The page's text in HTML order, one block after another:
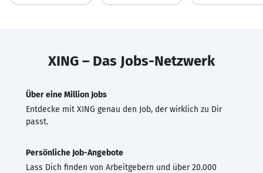
XING – Das Jobs-Netzwerk
Über eine Million Jobs
Entdecke mit XING genau den Job, der wirklich zu Dir
passt.
Persönliche Job-Angebote
Lass Dich finden von Arbeitgebern und über 20.000